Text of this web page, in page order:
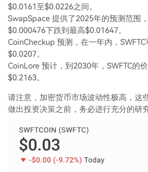
$0.0161至$0.0226之间。
SwapSpace 提供了2025年的预测范围
$0.000476下跌到最高$0.01647。
CoinCheckup 预测，在一年内，
$0.0207。
CoinLore 预计，到2030年，SWFTC的
$0.2163。
请注意，加密货币市场波动性极高，这
做出投资决策之前，务必进行充分的研